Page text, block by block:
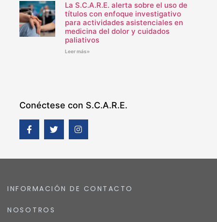
La S.C.A.R.E. alerta sobre el uso de
títulos con enfoque investigativo
para actividades asistenciales en
medicina del dolor y cuidados
paliativos
Leer más»
Conéctese con S.C.A.R.E.
INFORMACIÓN DE CONTACTO
NOSOTROS